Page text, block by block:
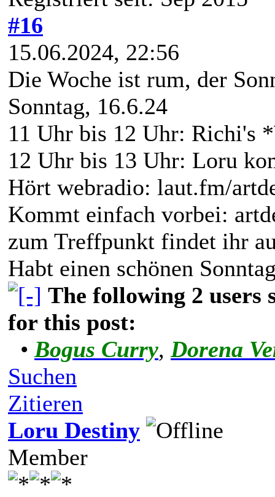
#16
15.06.2024, 22:56
Die Woche ist rum, der
Sonntag, 16.6.24
11 Uhr bis 12 Uhr: Richi's
12 Uhr bis 13 Uhr: Loru
Hört webradio: laut.fm/
Kommt einfach vorbei:
zum Treffpunkt findet ihr
Habt einen schönen
The following 2 users
for this post:
• Bogus Curry, Dorena
Suchen
Zitieren
Loru Destiny
Member